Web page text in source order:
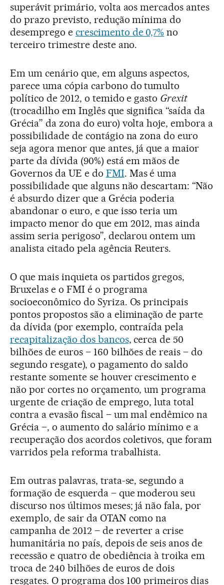
superávit primário, volta aos mercados antes
do prazo previsto, redução mínima do
desemprego e crescimento de 0,7% no
terceiro trimestre deste ano.
Em um cenário que, em alguns aspectos,
parece uma cópia carbono do tumulto
político de 2012, o temido e gasto Grexit
(trocadilho em Inglês que significa “saída da
Grécia” da zona do euro) volta hoje, embora a
possibilidade de contágio na zona do euro
seja agora menor que antes, já que a maior
parte da dívida (90%) está em mãos de
Governos da UE e do FMI. Mas é uma
possibilidade que alguns não descartam: “Não
é absurdo dizer que a Grécia poderia
abandonar o euro, e que isso teria um
impacto menor do que em 2012, mas ainda
assim seria perigoso”, declarou ontem um
analista citado pela agência Reuters.
O que mais inquieta os partidos gregos,
Bruxelas e o FMI é o programa
socioeconômico do Syriza. Os principais
pontos propostos são a eliminação de parte
da dívida (por exemplo, contraída pela
recapitalização dos bancos, cerca de 50
bilhões de euros – 160 bilhões de reais – do
segundo resgate), o pagamento do saldo
restante somente se houver crescimento e
não por cortes no orçamento, um programa
urgente de criação de emprego, luta total
contra a evasão fiscal – um mal endêmico na
Grécia –, o aumento do salário mínimo e a
recuperação dos acordos coletivos, que foram
varridos pela reforma trabalhista.
Em outras palavras, trata-se, segundo a
formação de esquerda – que moderou seu
discurso nos últimos meses; já não fala, por
exemplo, de sair da OTAN como na
campanha de 2012 – de reverter a crise
humanitária no país, depois de seis anos de
recessão e quatro de obediência à troika em
troca de 240 bilhões de euros de dois
resgates. O programa dos 100 primeiros dias